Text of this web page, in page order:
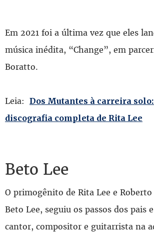
Em 2021 foi a última vez que eles
música inédita, “Change”, em
Boratto.
Leia: Dos Mutantes à carreira
discografia completa de Rita Lee
Beto Lee
O primogênito de Rita Lee e Roberto
Beto Lee, seguiu os passos dos pais
cantor, compositor e guitarrista na